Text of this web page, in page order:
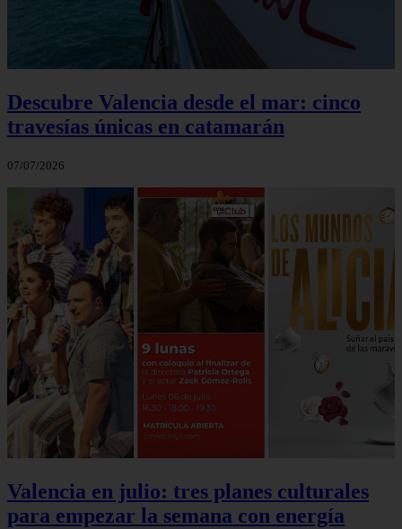
Descubre Valencia desde el mar: cinco
travesías únicas en catamarán
07/07/2026
Valencia en julio: tres planes culturales
para empezar la semana con energía